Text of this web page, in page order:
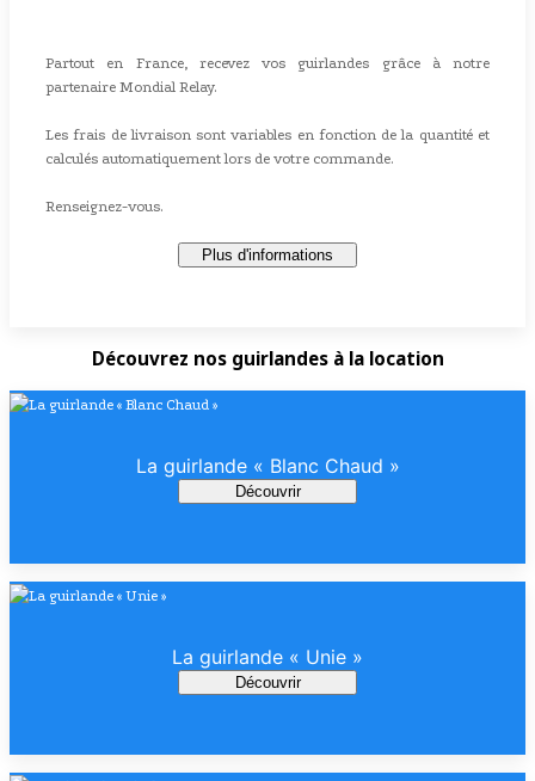
Partout en France, recevez vos guirlandes grâce à notre
partenaire Mondial Relay.
Les frais de livraison sont variables en fonction de la quantité et
calculés automatiquement lors de votre commande.
Renseignez-vous.
Plus d'informations
Découvrez nos guirlandes à la location
La guirlande « Blanc Chaud »
Découvrir
La guirlande « Unie »
Découvrir